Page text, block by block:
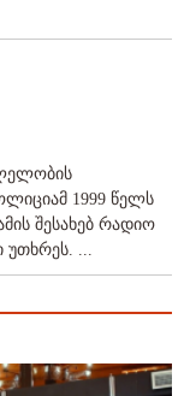
1999 წელს
შესახებ რადიო
უთხრეს. ...